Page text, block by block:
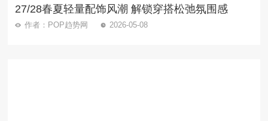
27/28春夏轻量配饰风潮 解锁穿搭松弛氛围感
作者：POP趋势网 2026-05-08